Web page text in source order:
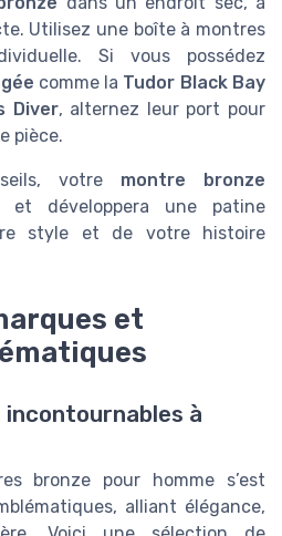
Utilisez une boîte à montres
Si vous possédez
comme la Tudor Black Bay
Diver, alternez leur port pour
pièce.
votre montre bronze
et développera une patine
style et de votre histoire
et
incontournables à
bronze pour homme s’est
alliant élégance,